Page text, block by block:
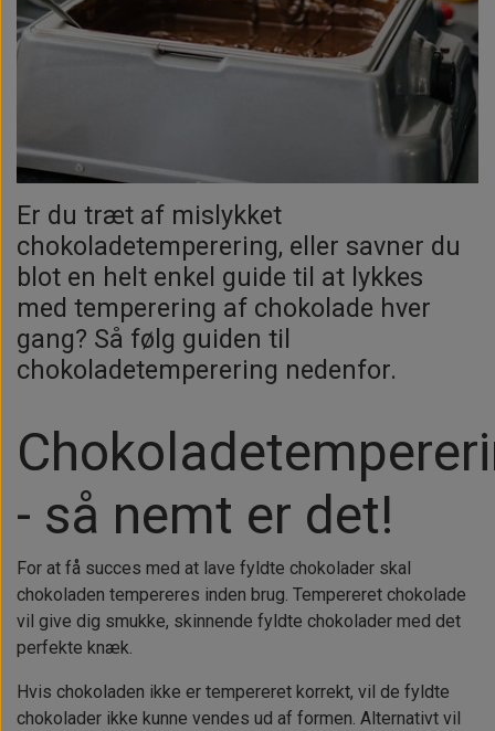
Er du træt af mislykket
chokoladetemperering, eller savner du
blot en helt enkel guide til at lykkes
med temperering af chokolade hver
gang? Så følg guiden til
chokoladetemperering nedenfor.
- så nemt er det!
For at få succes med at lave fyldte chokolader skal
chokoladen tempereres inden brug. Tempereret chokolade
vil give dig smukke, skinnende fyldte chokolader med det
perfekte knæk.
Hvis chokoladen ikke er tempereret korrekt, vil de fyldte
chokolader ikke kunne vendes ud af formen. Alternativt vil